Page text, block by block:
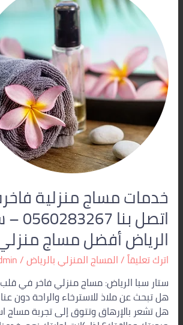
خدمات مساج منزلية
اتصل
الرياض أفضل مساج
اترك تعليقاً/المساج المنزلي بالرياض/
ستار سبا الرياض: مساج منزلي فاخر في قلب
هل تبحث عن ملاذ للاسترخاء والراحة دون
هل تشعر بالإرهاق وتتوق إلى تجربة مساج
منزلية
فاخرة
بالرياض
اتصل
بنا
0560283267
–
ستار
سبا
الرياض
منزلي
بالرياض